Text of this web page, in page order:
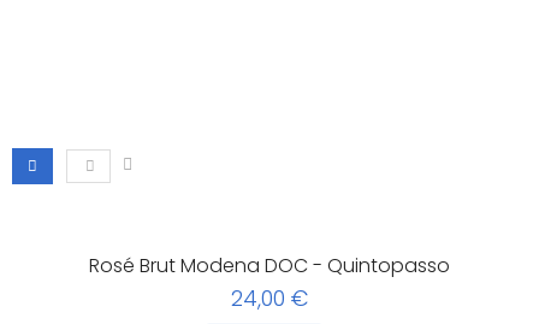
Rosé Brut Modena DOC - Quintopasso
24,00 €